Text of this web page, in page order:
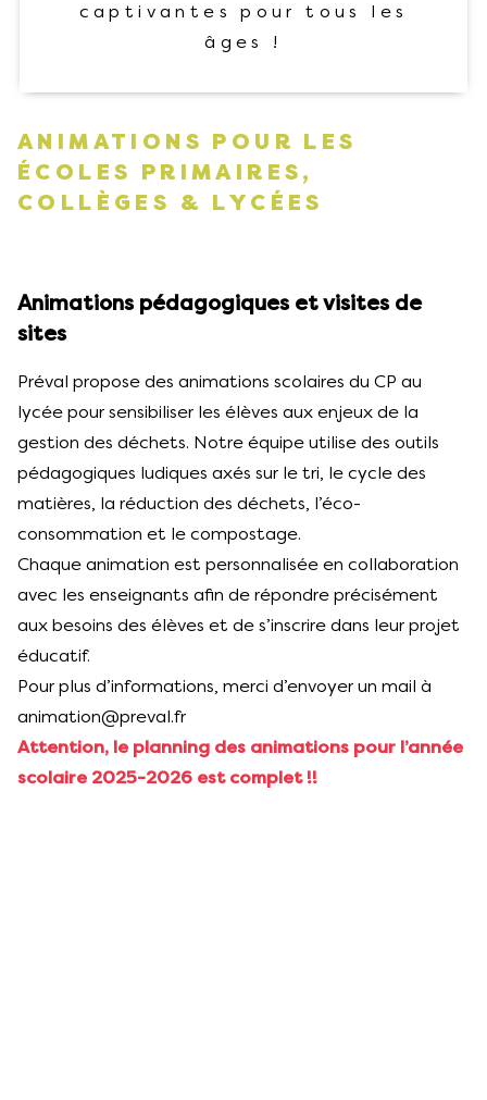
captivantes pour tous les
âges !
ANIMATIONS POUR LES
ÉCOLES PRIMAIRES,
COLLÈGES & LYCÉES
Animations pédagogiques et visites de
sites
Préval propose des animations scolaires du CP au
lycée pour sensibiliser les élèves aux enjeux de la
gestion des déchets. Notre équipe utilise des outils
pédagogiques ludiques axés sur le tri, le cycle des
matières, la réduction des déchets, l’éco-
consommation et le compostage.
Chaque animation est personnalisée en collaboration
avec les enseignants afin de répondre précisément
aux besoins des élèves et de s’inscrire dans leur projet
éducatif.
Pour plus d’informations, merci d’envoyer un mail à
animation@preval.fr
Attention, le planning des animations pour l’année
scolaire 2025-2026 est complet !!